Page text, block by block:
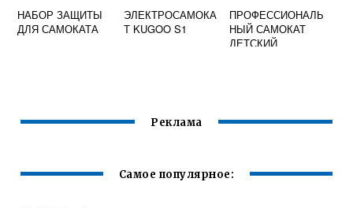
НАБОР ЗАЩИТЫ
ДЛЯ САМОКАТА
ЭЛЕКТРОСАМОКА
Т KUGOO S1
ПРОФЕССИОНАЛЬ
НЫЙ САМОКАТ
ДЕТСКИЙ
Реклама
Самое популярное: